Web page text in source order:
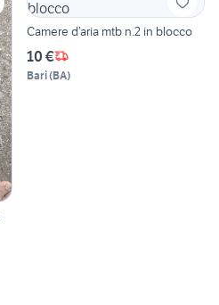
Camere d’aria mtb n.2 in blocco
10 €
Bari(BA)